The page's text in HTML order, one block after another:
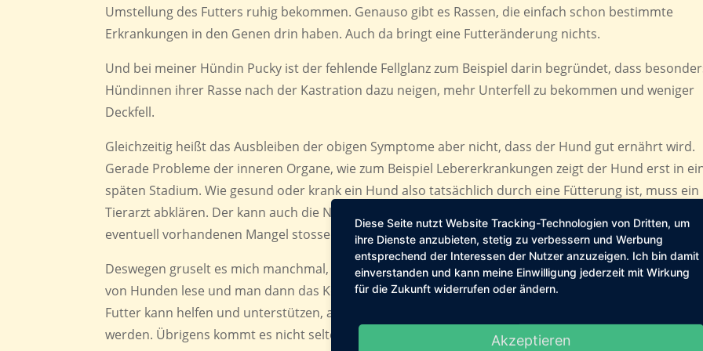
Umstellung des Futters ruhig bekommen. Genauso gibt es Rassen, die einfach schon bestimmte
Erkrankungen in den Genen drin haben. Auch da bringt eine Futteränderung nichts.
Und bei meiner Hündin Pucky ist der fehlende Fellglanz zum Beispiel darin begründet, dass
Hündinnen ihrer Rasse nach der Kastration dazu neigen, mehr Unterfell zu bekommen und weniger
Deckfell.
Gleichzeitig heißt das Ausbleiben der obigen Symptome aber nicht, dass der Hund gut ernährt wird.
Gerade Probleme der inneren Organe, wie zum Beispiel Lebererkrankungen zeigt der Hund erst in
späten Stadium. Wie gesund oder krank ein Hund also tatsächlich durch eine Fütterung ist, muss ein
Tierarzt abklären. Der kann auch die Nährstoffversorgung des Hundes untersuchen und so auf einen
eventuell vorhandenen Mangel stossen.
Deswegen gruselt es mich manchmal, wenn ich in Facebook-Gruppen Beiträge mit
von Hunden lese und man dann das Kommentar liest, man solle doch einfach dies und jenes füttern.
Futter kann helfen und unterstützen, aber manches sollte halt doch erstmal tierärztlich abgeklärt
werden. Übrigens kommt es nicht selten vor, dass ein Hund bei mir im Einzeltraining vorstellig wird
Diese Seite nutzt Website Tracking-Technologien von Dritten, um
ihre Dienste anzubieten, stetig zu verbessern und Werbung
entsprechend der Interessen der Nutzer anzuzeigen. Ich bin damit
einverstanden und kann meine Einwilligung jederzeit mit Wirkung
für die Zukunft widerrufen oder ändern.
Akzeptieren